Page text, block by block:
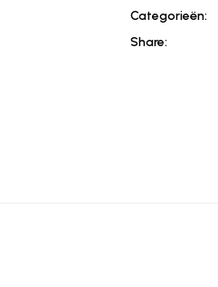
Categorieën:
Share: